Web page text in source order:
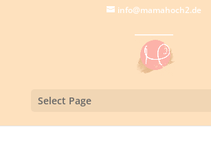
info@mamahoch2.de
Select Page